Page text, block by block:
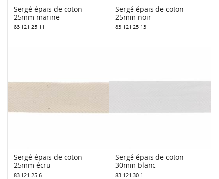
Sergé épais de coton
25mm marine
83 121 25 11
Sergé épais de coton
25mm noir
83 121 25 13
Sergé épais de coton
25mm écru
83 121 25 6
Sergé épais de coton
30mm blanc
83 121 30 1